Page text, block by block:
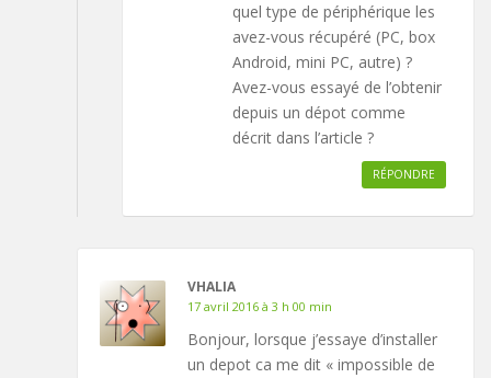
quel type de périphérique les
avez-vous récupéré (PC, box
Android, mini PC, autre) ?
Avez-vous essayé de l’obtenir
depuis un dépot comme
décrit dans l’article ?
RÉPONDRE
VHALIA
17 avril 2016 à 3 h 00 min
Bonjour, lorsque j’essaye d’installer
un depot ca me dit « impossible de